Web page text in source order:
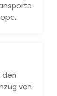
den
von